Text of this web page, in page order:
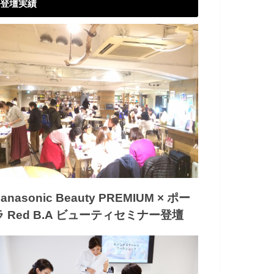
登壇実績
Beauty PREMIUM × ポー
Red B.A ビューティセミナー登壇